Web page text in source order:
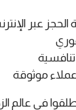
عبر
موثوقة
في عالم